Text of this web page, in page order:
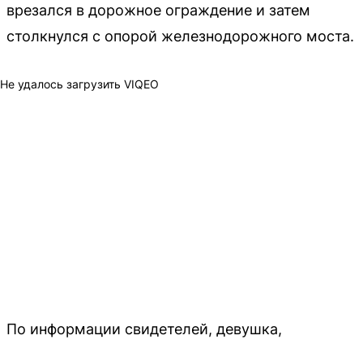
врезался в дорожное ограждение и затем
столкнулся с опорой железнодорожного моста.
Не удалось загрузить VIQEO
По информации свидетелей, девушка,